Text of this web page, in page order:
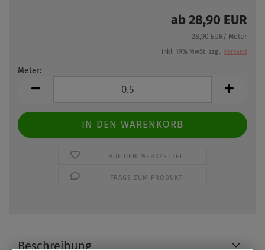
ab 28,90 EUR
28,90 EUR/ Meter
inkl. 19% MwSt. zzgl. Versand
Meter:
AUF DEN MERKZETTEL
FRAGE ZUM PRODUKT
Beschreibung